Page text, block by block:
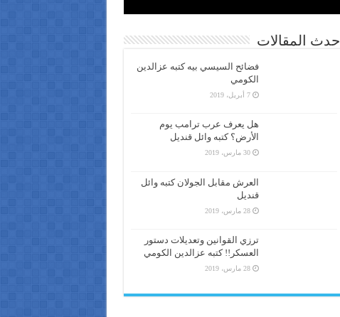
أحدث المقالات
فضائح السيسي بيه كتبه عزالدين
الكومي
7 أبريل، 2019
هل يعرف عرب ترامب يوم
الأرض؟ كتبه وائل قنديل
30 مارس، 2019
العرش مقابل الجولان كتبه وائل
قنديل
28 مارس، 2019
ترزي القوانين وتعديلات دستور
العسكر!! كتبه عزالدين الكومي
28 مارس، 2019